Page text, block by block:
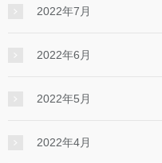
2022年7月
2022年6月
2022年5月
2022年4月